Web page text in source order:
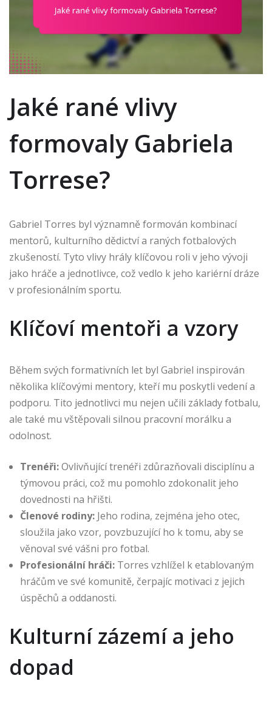
Jaké rané vlivy
formovaly Gabriela
Torrese?
Gabriel Torres byl významně formován kombinací
mentorů, kulturního dědictví a raných fotbalových
zkušeností. Tyto vlivy hrály klíčovou roli v jeho vývoji
jako hráče a jednotlivce, což vedlo k jeho kariérní dráze
v profesionálním sportu.
Klíčoví mentoři a vzory
Během svých formativních let byl Gabriel inspirován
několika klíčovými mentory, kteří mu poskytli vedení a
podporu. Tito jednotlivci mu nejen učili základy fotbalu,
ale také mu vštěpovali silnou pracovní morálku a
odolnost.
Trenéři:Ovlivňující trenéři zdůrazňovali disciplínu a
týmovou práci, což mu pomohlo zdokonalit jeho
dovednosti na hřišti.
Členové rodiny: Jeho rodina, zejména jeho otec,
sloužila jako vzor, povzbuzující ho k tomu, aby se
věnoval své vášni pro fotbal.
Profesionální hráči: Torres vzhlížel k etablovaným
hráčům ve své komunitě, čerpajíc motivaci z jejich
úspěchů a oddanosti.
Kulturní zázemí a jeho
dopad